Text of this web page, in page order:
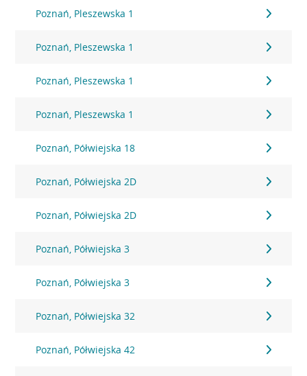
Poznań, Pleszewska 1
Poznań, Pleszewska 1
Poznań, Pleszewska 1
Poznań, Pleszewska 1
Poznań, Półwiejska 18
Poznań, Półwiejska 2D
Poznań, Półwiejska 2D
Poznań, Półwiejska 3
Poznań, Półwiejska 3
Poznań, Półwiejska 32
Poznań, Półwiejska 42